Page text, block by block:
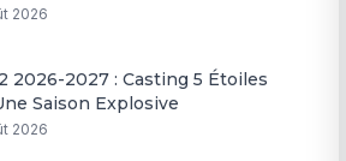
2026
2026-2027 : Casting 5 Étoiles
Saison Explosive
2026